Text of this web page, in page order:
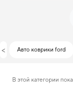
< Авто коврики ford
В этой категории